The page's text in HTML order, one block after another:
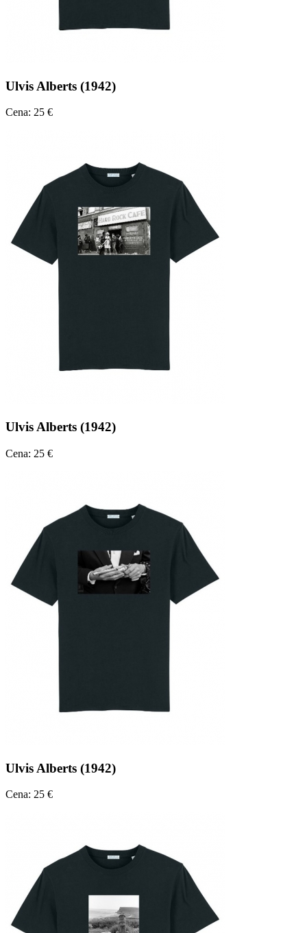
Ulvis Alberts (1942)
Cena: 25 €
Ulvis Alberts (1942)
Cena: 25 €
Ulvis Alberts (1942)
Cena: 25 €